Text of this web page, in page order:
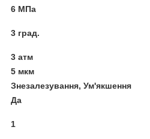
6 МПа
3 град.
3 атм
5 мкм
Знезалезування, Ум'якшення
Да
1